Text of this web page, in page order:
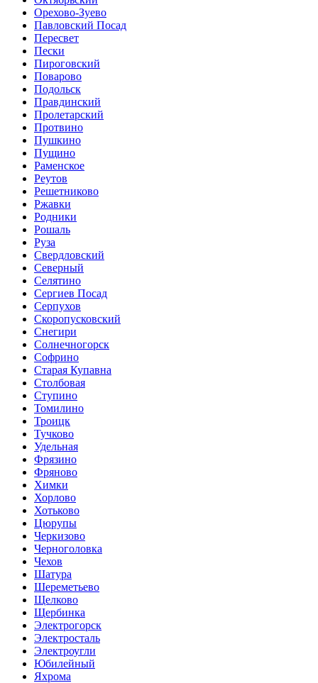
Орехово-Зуево
Павловский Посад
Пересвет
Пески
Пироговский
Поварово
Подольск
Правдинский
Пролетарский
Протвино
Пушкино
Пущино
Раменское
Реутов
Решетниково
Ржавки
Родники
Рошаль
Руза
Свердловский
Северный
Селятино
Сергиев Посад
Серпухов
Скоропусковский
Снегири
Солнечногорск
Софрино
Старая Купавна
Столбовая
Ступино
Томилино
Троицк
Тучково
Удельная
Фрязино
Фряново
Химки
Хорлово
Хотьково
Цюрупы
Черкизово
Черноголовка
Чехов
Шатура
Шереметьево
Щелково
Щербинка
Электрогорск
Электросталь
Электроугли
Юбилейный
Яхрома